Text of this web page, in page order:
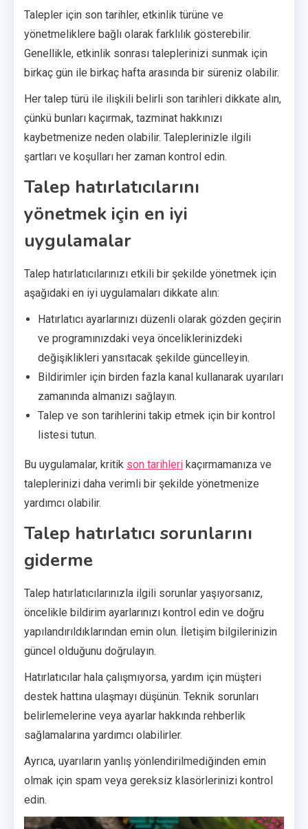
Talepler için son tarihler, etkinlik türüne ve
yönetmeliklere bağlı olarak farklılık gösterebilir.
Genellikle, etkinlik sonrası taleplerinizi sunmak için
birkaç gün ile birkaç hafta arasında bir süreniz olabilir.
Her talep türü ile ilişkili belirli son tarihleri dikkate alın,
çünkü bunları kaçırmak, tazminat hakkınızı
kaybetmenize neden olabilir. Taleplerinizle ilgili
şartları ve koşulları her zaman kontrol edin.
Talep hatırlatıcılarını
yönetmek için en iyi
uygulamalar
Talep hatırlatıcılarınızı etkili bir şekilde yönetmek için
aşağıdaki en iyi uygulamaları dikkate alın:
Hatırlatıcı ayarlarınızı düzenli olarak gözden geçirin
ve programınızdaki veya önceliklerinizdeki
değişiklikleri yansıtacak şekilde güncelleyin.
Bildirimler için birden fazla kanal kullanarak uyarıları
zamanında almanızı sağlayın.
Talep ve son tarihlerini takip etmek için bir kontrol
listesi tutun.
Bu uygulamalar, kritik son tarihleri kaçırmamanıza ve
taleplerinizi daha verimli bir şekilde yönetmenize
yardımcı olabilir.
Talep hatırlatıcı sorunlarını
giderme
Talep hatırlatıcılarınızla ilgili sorunlar yaşıyorsanız,
öncelikle bildirim ayarlarınızı kontrol edin ve doğru
yapılandırıldıklarından emin olun. İletişim bilgilerinizin
güncel olduğunu doğrulayın.
Hatırlatıcılar hala çalışmıyorsa, yardım için müşteri
destek hattına ulaşmayı düşünün. Teknik sorunları
belirlemelerine veya ayarlar hakkında rehberlik
sağlamalarına yardımcı olabilirler.
Ayrıca, uyarıların yanlış yönlendirilmediğinden emin
olmak için spam veya gereksiz klasörlerinizi kontrol
edin.